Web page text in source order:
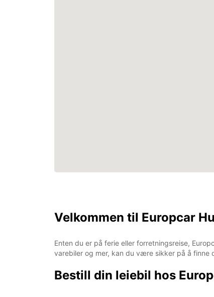
Velkommen til Europcar
Enten du er på ferie eller forretningsreise,
varebiler og mer, kan du være sikker på å finne
Bestill din leiebil hos